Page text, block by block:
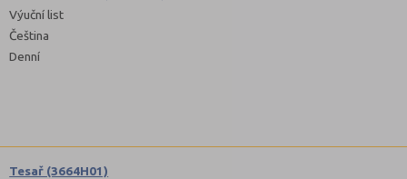
Výuční list
Čeština
Denní
Tesař (3664H01)